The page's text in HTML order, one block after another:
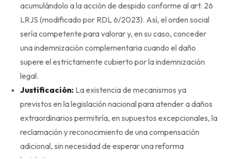
acumulándolo a la acción de despido conforme al art. 26
LRJS (modificado por RDL 6/2023). Así, el orden social
sería competente para valorar y, en su caso, conceder
una indemnización complementaria cuando el daño
supere el estrictamente cubierto por la indemnización
legal.
Justificación: La existencia de mecanismos ya
previstos en la legislación nacional para atender a daños
extraordinarios permitiría, en supuestos excepcionales, la
reclamación y reconocimiento de una compensación
adicional, sin necesidad de esperar una reforma